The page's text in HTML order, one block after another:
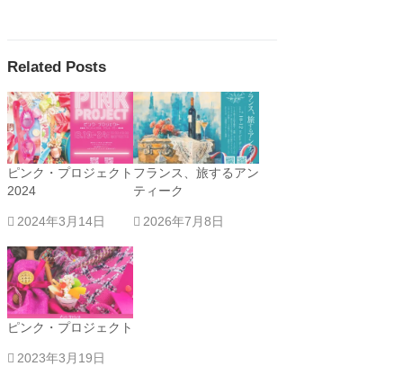
Related Posts
ピンク・プロジェクト
2024
2024年3月14日
フランス、旅するアン
ティーク
2026年7月8日
ピンク・プロジェクト
2023年3月19日